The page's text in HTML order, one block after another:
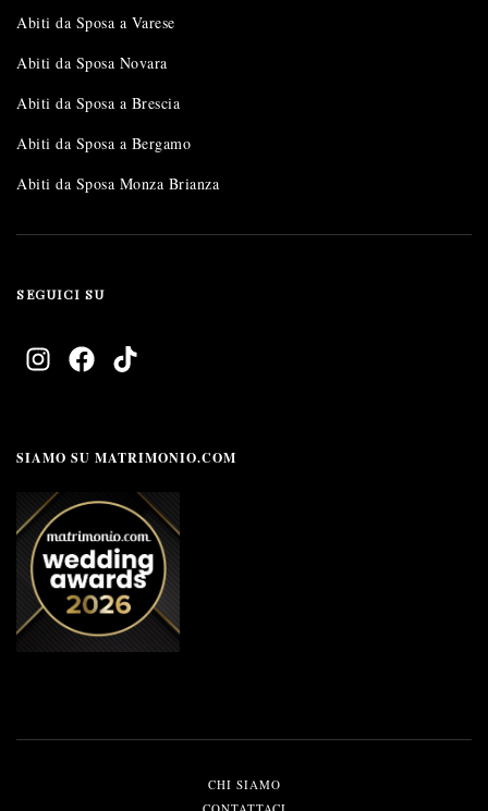
Abiti da Sposa a Varese
Abiti da Sposa Novara
Abiti da Sposa a Brescia
Abiti da Sposa a Bergamo
Abiti da Sposa Monza Brianza
SEGUICI SU
SIAMO SU MATRIMONIO.COM
CHI SIAMO